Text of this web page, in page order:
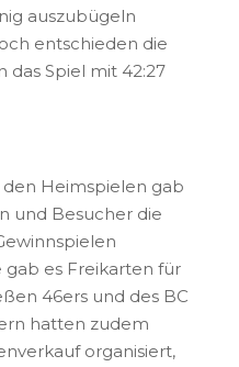
auszubügeln
entschieden die
das Spiel mit 42:27
Heimspielen gab
und Besucher die
gab es Freikarten für
46ers und des BC
hatten zudem
organisiert,